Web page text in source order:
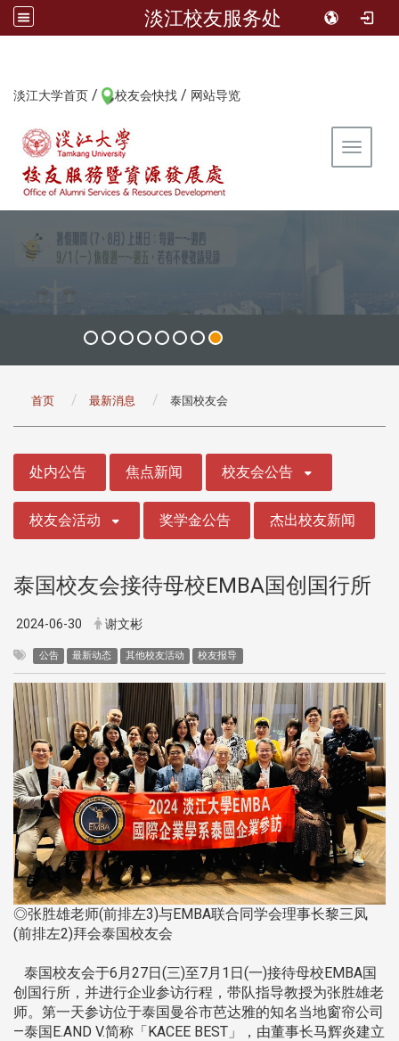
淡江校友服务处
淡江大学首页 / 校友会快找 / 网站导览
Toggle
首页 最新消息 泰国校友会
处内公告 焦点新闻 校友会公告
校友会活动 奖学金公告 杰出校友新闻
泰国校友会接待母校EMBA国创国行所
2024-06-30 谢文彬
公告 最新动态 其他校友活动 校友报导
◎张胜雄老师(前排左3)与EMBA联合同学会理事长黎三凤
(前排左2)拜会泰国校友会
泰国校友会于6月27日(三)至7月1日(一)接待母校EMBA国
创国行所，并进行企业参访行程，带队指导教授为张胜雄老
师。第一天参访位于泰国曼谷市芭达雅的知名当地窗帘公司
—泰国E.AND V.简称「KACEE BEST」，由董事长马辉炎建立